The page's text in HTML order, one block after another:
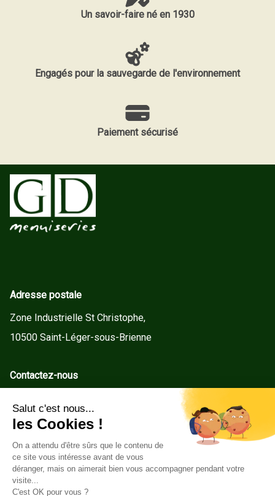
Un savoir-faire né en 1930
Engagés pour la sauvegarde de l'environnement
Paiement sécurisé
Adresse postale
Zone Industrielle St Christophe,
10500 Saint-Léger-sous-Brienne
Contactez-nous
Tel : +33(0)3 25 92 78 60
Service client
Conditions Générales de Vente